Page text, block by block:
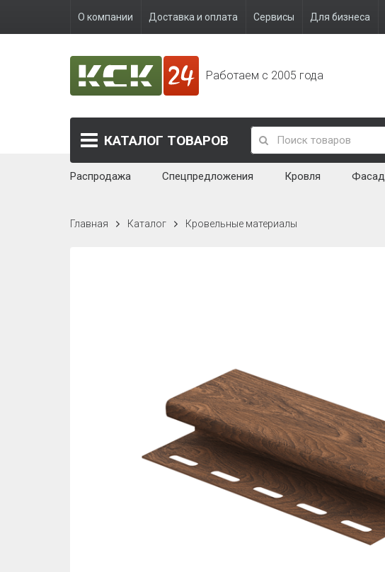
О компании Доставка и оплата Сервисы Для бизнеса
Работаем с 2005 года
КАТАЛОГ ТОВАРОВ
Распродажа Спецпредложения Кровля Фасад
Главная Каталог Кровельные материалы